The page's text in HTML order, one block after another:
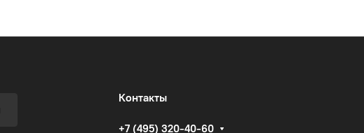
Контакты
+7 (495) 320-40-60